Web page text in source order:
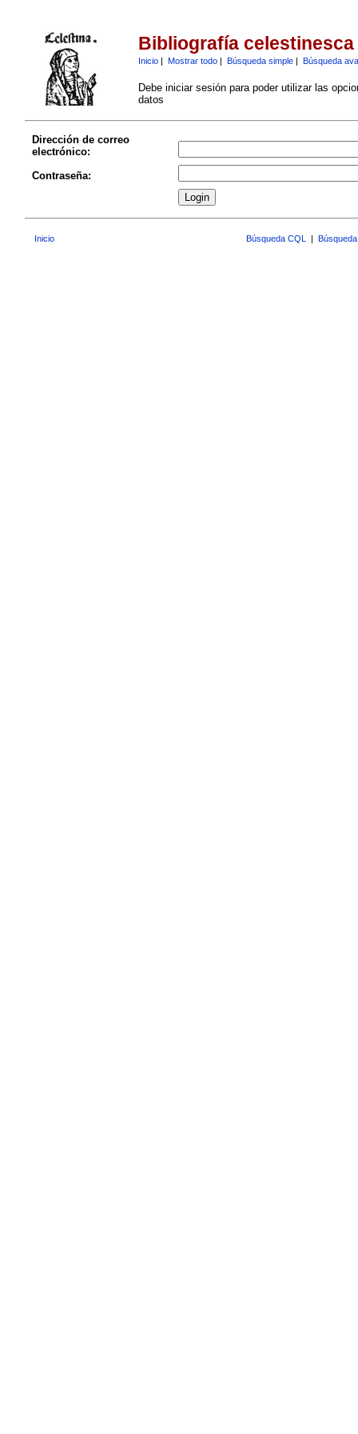
Bibliografía celestinesca
Inicio| Mostrar todo| Búsqueda simple| Búsqueda
Debe iniciar sesión para poder utilizar las
datos
Dirección de correo
electrónico:
Contraseña:
Inicio Búsqueda CQL |